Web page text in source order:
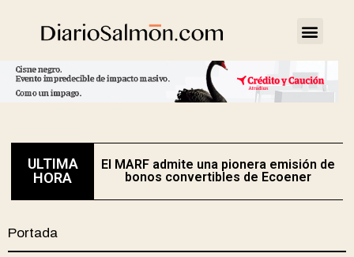
ULTIMA
HORA
El MARF admite una pionera emisión de
bonos convertibles de Ecoener
Portada